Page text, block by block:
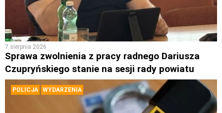
7 sierpnia 2026
Sprawa zwolnienia z pracy radnego Dariusza
Czupryńskiego stanie na sesji rady powiatu
POLICJA WYDARZENIA